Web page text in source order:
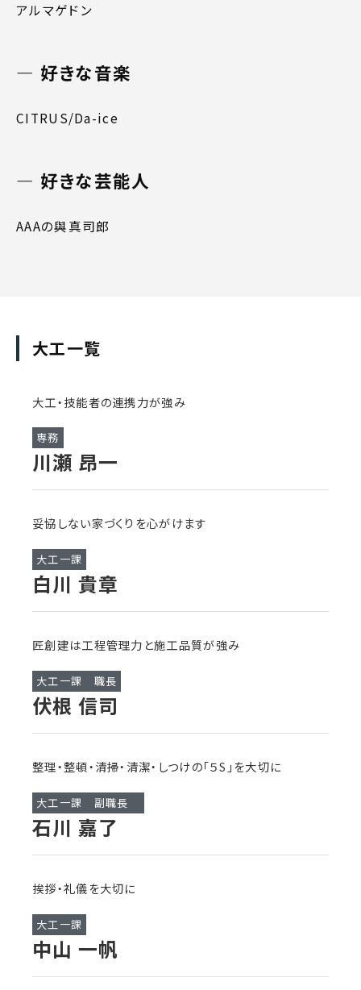
アルマゲドン
好きな音楽
CITRUS/Da-ice
好きな芸能人
AAAの與真司郎
大工一覧
大工・技能者の連携力が強み
専務
川瀬 昂一
妥協しない家づくりを心がけます
大工一課
白川 貴章
匠創建は工程管理力と施工品質が強み
大工一課 職長
伏根 信司
整理・整頓・清掃・清潔・しつけの「５S」を大切に
大工一課 副職長
石川 嘉了
挨拶・礼儀を大切に
大工一課
中山 一帆